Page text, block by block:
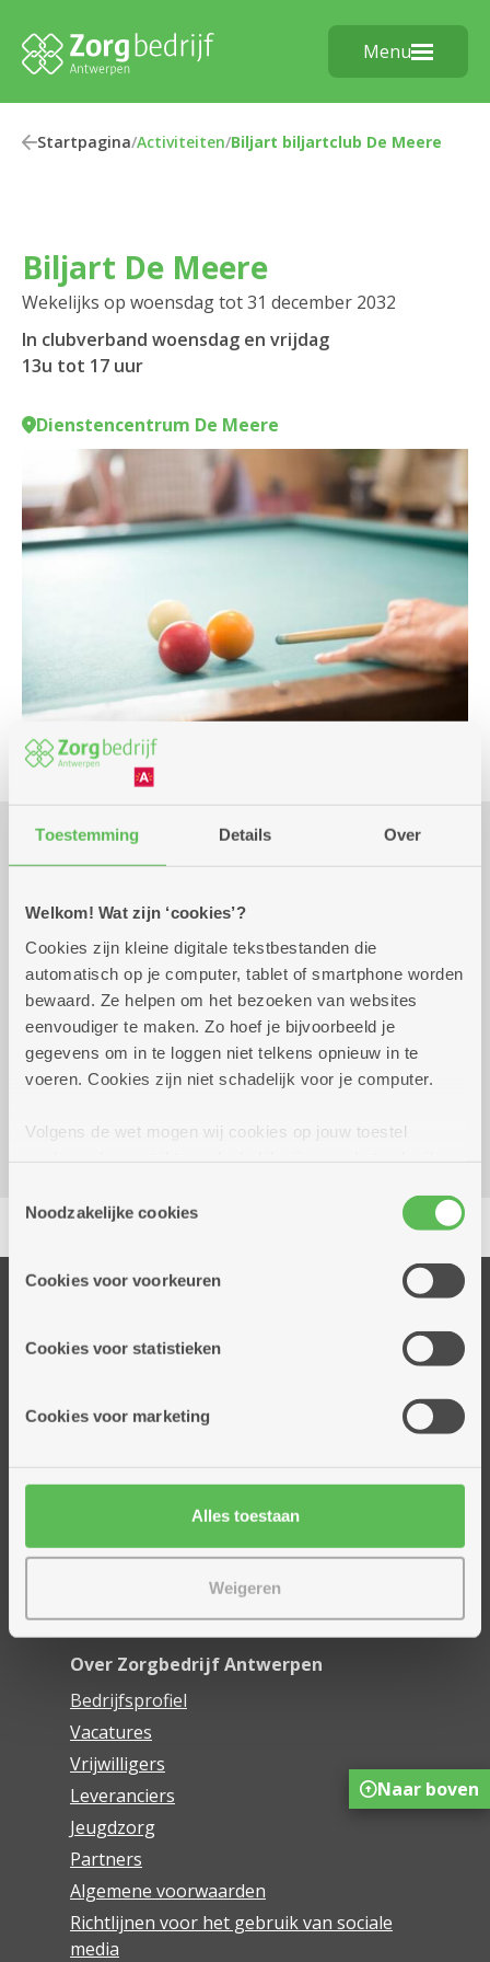
Toestemming Details Over
Welkom! Wat zijn ‘cookies’?
Cookies zijn kleine digitale tekstbestanden die
automatisch op je computer, tablet of smartphone worden
bewaard. Ze helpen om het bezoeken van websites
eenvoudiger te maken. Zo hoef je bijvoorbeeld je
gegevens om in te loggen niet telkens opnieuw in te
voeren. Cookies zijn niet schadelijk voor je computer.
Volgens de wet mogen wij cookies op jouw toestel
cookies hebben we jouw toestemming nodig. Sommige
cookies worden geplaatst door derde partijen die een
informatie over jouw (geanonimiseerd) gebruik van onze
partners kunnen deze gegevens combineren met andere
Noodzakelijke cookies
Cookies voor voorkeuren
Cookies voor statistieken
Cookies voor marketing
Alles toestaan
Weigeren
Menu
Startpagina/Activiteiten/Biljart biljartclub De Meere
Biljart De Meere
Wekelijks op woensdag tot 31 december 2032
In clubverband woensdag en vrijdag
13u tot 17 uur
Dienstencentrum De Meere
Praktisch
Wekelijks op woensdag tot 31
december 2032
13.00 uur tot
17.00 uur
Reserveer vervoer
Dienstencentrum De Meere
2600 Berchem
Delen
Woonzorgcentra
Mijn Zorgbedrijf
Onze innovaties
Over Zorgbedrijf Antwerpen
Bedrijfsprofiel
Vacatures
Vrijwilligers
Leveranciers
Jeugdzorg
Partners
Algemene voorwaarden
Richtlijnen voor het gebruik van sociale
media
Naar boven